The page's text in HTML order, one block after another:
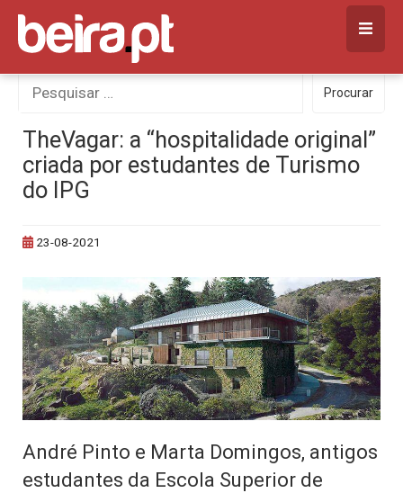
Skip
content
Procurar
por:
Procurar
TheVagar: a “hospitalidade original”
criada por estudantes de Turismo
do IPG
23-08-2021
André Pinto e Marta Domingos, antigos
estudantes da Escola Superior de